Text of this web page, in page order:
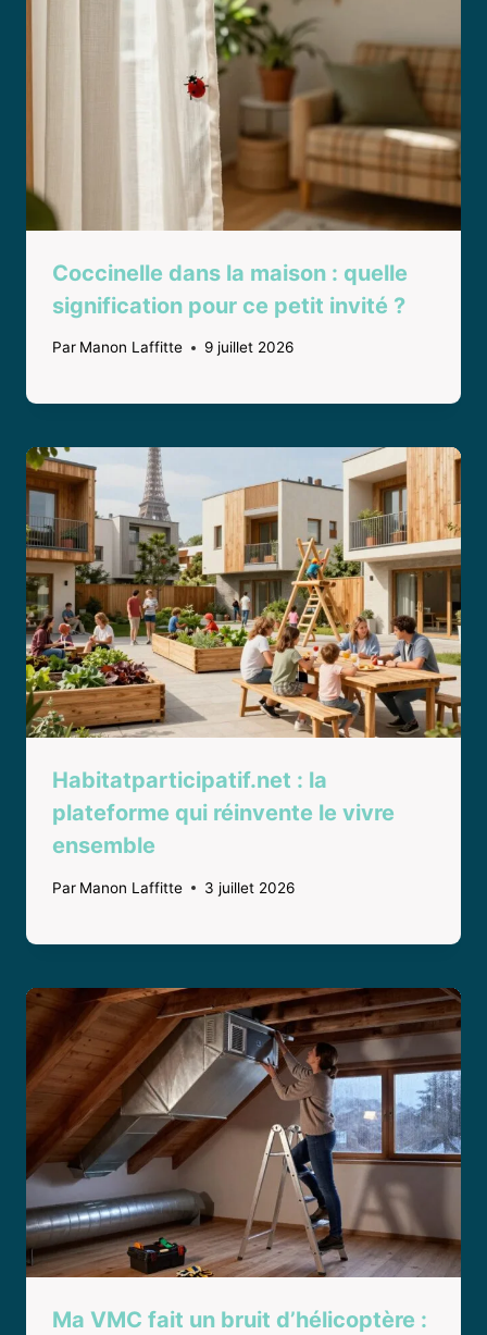
Coccinelle dans la maison : quelle
signification pour ce petit invité ?
Par Manon Laffitte 9 juillet 2026
Habitatparticipatif.net : la
plateforme qui réinvente le vivre
ensemble
Par Manon Laffitte 3 juillet 2026
Ma VMC fait un bruit d’hélicoptère :